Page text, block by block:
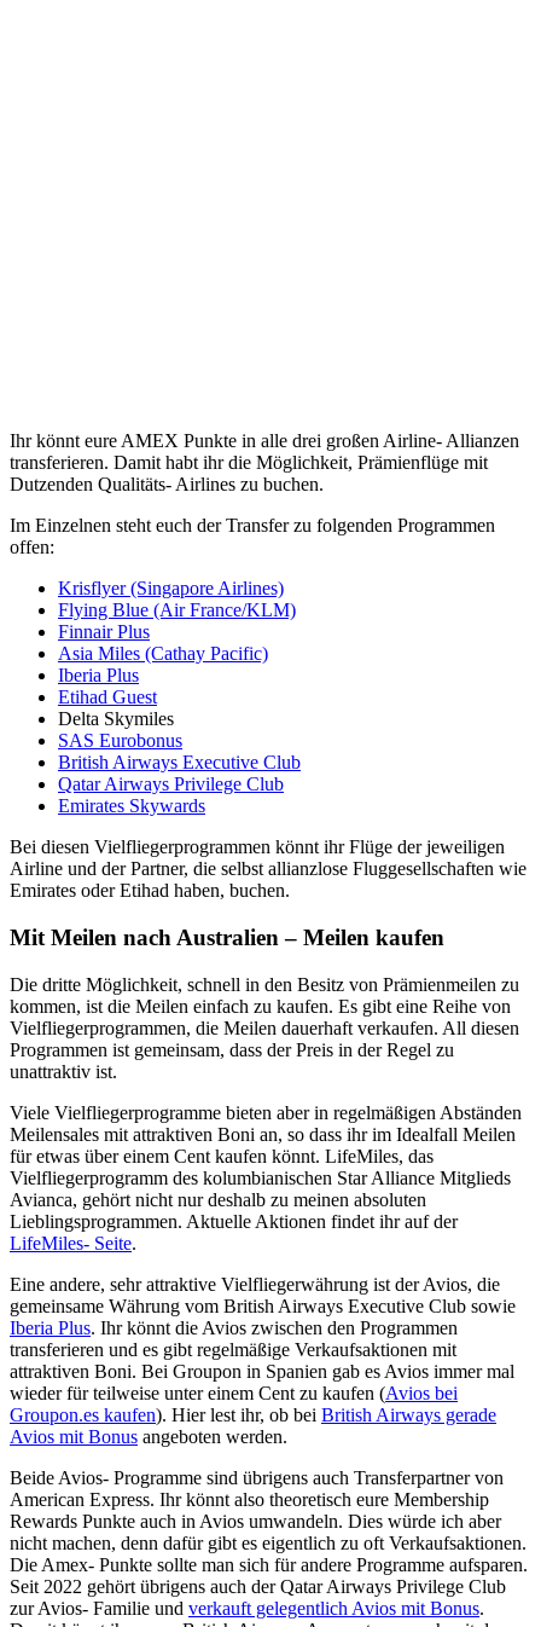
Ihr könnt eure AMEX Punkte in alle drei großen Airline- Allianzen
transferieren. Damit habt ihr die Möglichkeit, Prämienflüge mit
Dutzenden Qualitäts- Airlines zu buchen.
Im Einzelnen steht euch der Transfer zu folgenden Programmen
offen:
Krisflyer (Singapore Airlines)
Flying Blue (Air France/KLM)
Finnair Plus
Asia Miles (Cathay Pacific)
Iberia Plus
Etihad Guest
Delta Skymiles
SAS Eurobonus
British Airways Executive Club
Qatar Airways Privilege Club
Emirates Skywards
Bei diesen Vielfliegerprogrammen könnt ihr Flüge der jeweiligen
Airline und der Partner, die selbst allianzlose Fluggesellschaften wie
Emirates oder Etihad haben, buchen.
Mit Meilen nach Australien – Meilen kaufen
Die dritte Möglichkeit, schnell in den Besitz von Prämienmeilen zu
kommen, ist die Meilen einfach zu kaufen. Es gibt eine Reihe von
Vielfliegerprogrammen, die Meilen dauerhaft verkaufen. All diesen
Programmen ist gemeinsam, dass der Preis in der Regel zu
unattraktiv ist.
Viele Vielfliegerprogramme bieten aber in regelmäßigen Abständen
Meilensales mit attraktiven Boni an, so dass ihr im Idealfall Meilen
für etwas über einem Cent kaufen könnt. LifeMiles, das
Vielfliegerprogramm des kolumbianischen Star Alliance Mitglieds
Avianca, gehört nicht nur deshalb zu meinen absoluten
Lieblingsprogrammen. Aktuelle Aktionen findet ihr auf der
LifeMiles- Seite.
Eine andere, sehr attraktive Vielfliegerwährung ist der Avios, die
gemeinsame Währung vom British Airways Executive Club sowie
Iberia Plus. Ihr könnt die Avios zwischen den Programmen
transferieren und es gibt regelmäßige Verkaufsaktionen mit
attraktiven Boni. Bei Groupon in Spanien gab es Avios immer mal
wieder für teilweise unter einem Cent zu kaufen (Avios bei
Groupon.es kaufen). Hier lest ihr, ob bei British Airways gerade
Avios mit Bonus angeboten werden.
Beide Avios- Programme sind übrigens auch Transferpartner von
American Express. Ihr könnt also theoretisch eure Membership
Rewards Punkte auch in Avios umwandeln. Dies würde ich aber
nicht machen, denn dafür gibt es eigentlich zu oft Verkaufsaktionen.
Die Amex- Punkte sollte man sich für andere Programme aufsparen.
Seit 2022 gehört übrigens auch der Qatar Airways Privilege Club
zur Avios- Familie und verkauft gelegentlich Avios mit Bonus.